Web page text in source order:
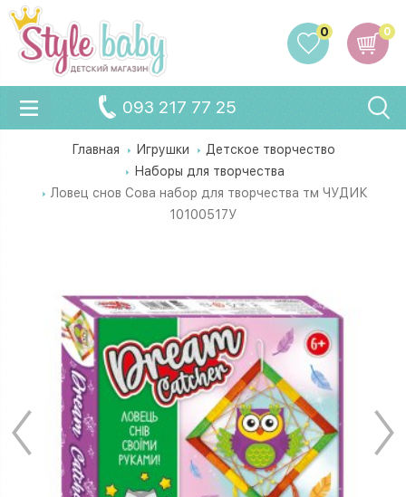
0
0
093 217 77 25
Главная Игрушки
Детское творчество
Наборы для творчества
Ловец снов Сова набор для творчества тм ЧУДИК
10100517У